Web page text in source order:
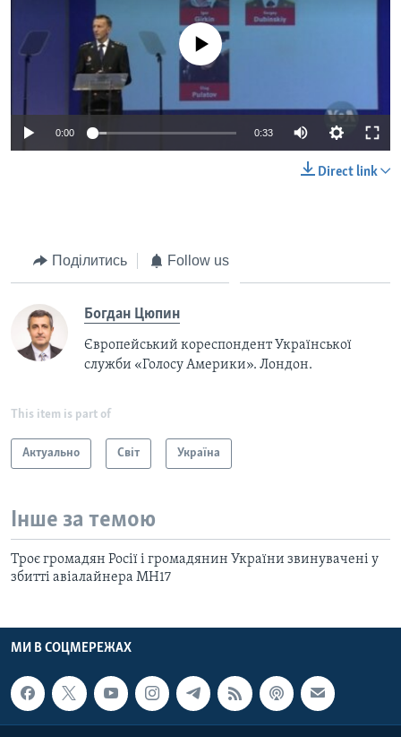
No media source currently available
0:00 0:33
Direct link
Поділитись Follow us
Богдан Цюпин
Європейський кореспондент Української
служби «Голосу Америки». Лондон.
This item is part of
Актуально Світ Україна
Інше за темою
Троє громадян Росії і громадянин України звинувачені у
збитті авіалайнера MH17
МИ В СОЦМЕРЕЖАХ